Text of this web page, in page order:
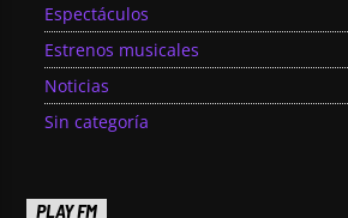
Espectáculos
Estrenos musicales
Noticias
Sin categoría
PLAY FM